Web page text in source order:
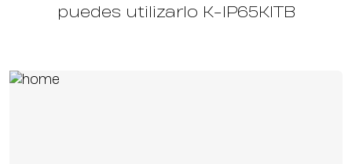
puedes utilizarlo K-IP65KITB